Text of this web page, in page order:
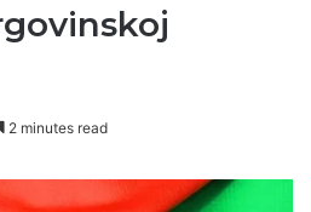
2 minutes read